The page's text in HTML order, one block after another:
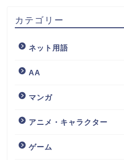
カテゴリー
ネット用語
AA
マンガ
アニメ・キャラクター
ゲーム